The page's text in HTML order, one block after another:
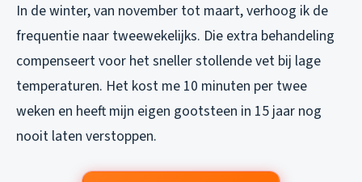
In de winter, van november tot maart, verhoog ik de
frequentie naar tweewekelijks. Die extra behandeling
compenseert voor het sneller stollende vet bij lage
temperaturen. Het kost me 10 minuten per twee
weken en heeft mijn eigen gootsteen in 15 jaar nog
nooit laten verstoppen.